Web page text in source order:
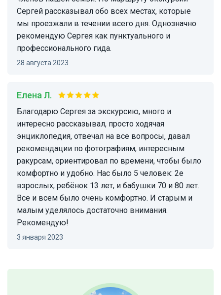
Сергей рассказывал обо всех местах, которые
мы проезжали в течении всего дня. Однозначно
рекомендую Сергея как пунктуального и
профессионального гида.
28 августа 2023
Елена Л.
Благодарю Сергея за экскурсию, много и
интересно рассказывал, просто ходячая
энциклопедия, отвечал на все вопросы, давал
рекомендации по фотографиям, интересным
ракурсам, ориентировал по времени, чтобы было
комфортно и удобно. Нас было 5 человек: 2е
взрослых, ребёнок 13 лет, и бабушки 70 и 80 лет.
Все и всем было очень комфортно. И старым и
малым уделялось достаточно внимания.
Рекомендую!
3 января 2023